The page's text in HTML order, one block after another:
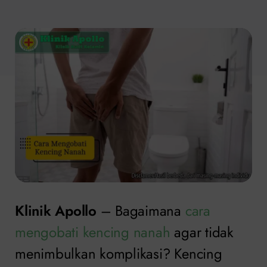
Klinik Apollo – Bagaimana cara
mengobati kencing nanah agar tidak
menimbulkan komplikasi? Kencing